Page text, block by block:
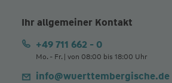
Ihr allgemeiner Kontakt
+49 711 662 - 0
Mo. - Fr. | von 08:00 bis 18:00 Uhr
info@wuerttembergische.de